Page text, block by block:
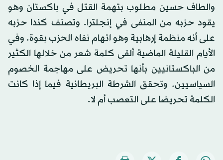
والطاف حسين مطلوب بتهمة القتل في باكستان وهو
يقود حزبه من المنفى في إنجلترا. وتصنف كندا حزبه
على أنه منظمة إرهابية وهو اتهام نفاه الحزب بقوة. وفي
الأيام القليلة الماضية ألقى كلمة شعر من خلالها الكثير
من الباكستانيين بأنها تحريض على مهاجمة الخصوم
السياسيين. وتحقق الشرطة البريطانية فيما إذا كانت
الكلمة تحريضا على التعصب أم لا.